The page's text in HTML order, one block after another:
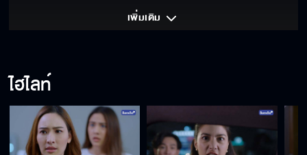
ถ้าติดใจผู้ชายแนวแบดๆ ลิสต์นี้ต้องโดนแล้วนะ
ลุคแบบยั่ว ๆ ไม่เกรงใจแฟนคลับ "ไอซ์ ภาณุ
เพิ่มเติม
ไฮไลท์